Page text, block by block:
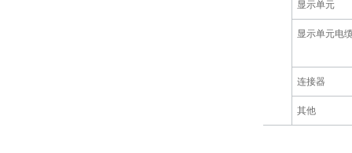
显示单元
显示单元电
连接器
其他